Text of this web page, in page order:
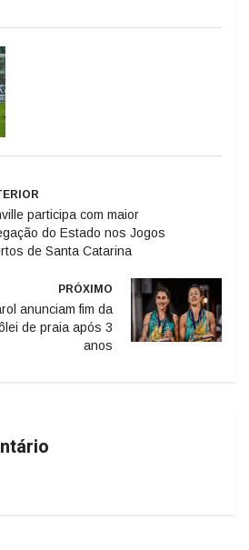
participa com maior
do Estado nos Jogos
de Santa Catarina
PRÓXIMO
anunciam fim da
de praia após 3
anos